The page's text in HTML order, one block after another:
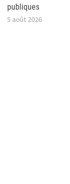
publiques
5 août 2026